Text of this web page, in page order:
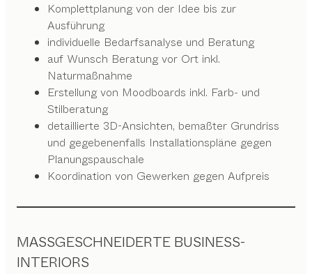
Komplettplanung von der Idee bis zur
Ausführung
individuelle Bedarfsanalyse und Beratung
auf Wunsch Beratung vor Ort inkl.
Naturmaßnahme
Erstellung von Moodboards inkl. Farb- und
Stilberatung
detaillierte 3D-Ansichten, bemaßter Grundriss
und gegebenenfalls Installationspläne gegen
Planungspauschale
Koordination von Gewerken gegen Aufpreis
MASSGESCHNEIDERTE BUSINESS-
INTERIORS